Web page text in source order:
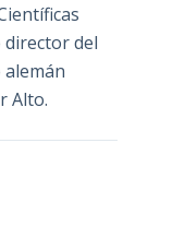
director del
Alto.